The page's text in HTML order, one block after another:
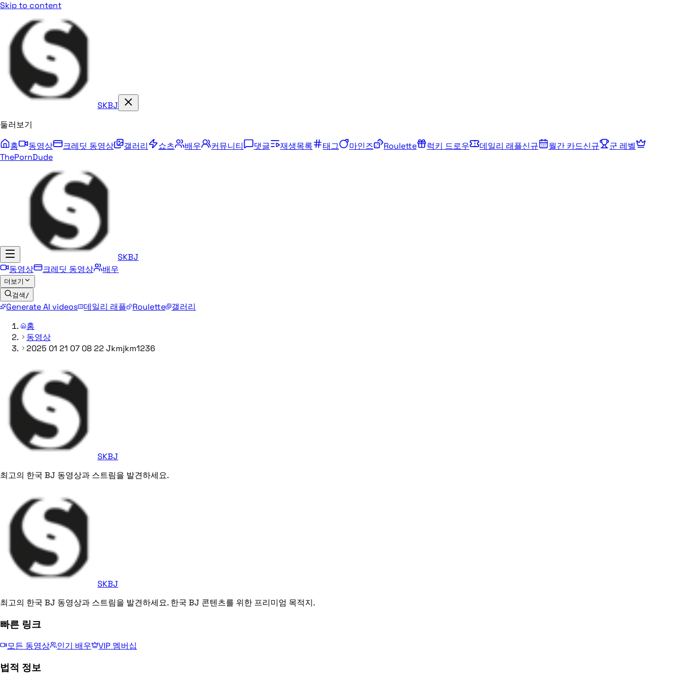
Skip to content
SKBJ
둘러보기
홈
동영상 크레딧 동영상 갤러리 쇼츠 배우 커뮤니티 댓글 재생목록 태그 마인즈 Roulette 럭키 드로우 데일리 래플신규 월간 카드신규
군 레벨
ThePornDude
SKBJ
동영상
크레딧 동영상 배우
더보기
검색 /
Generate AI videos 데일리 래플 Roulette
갤러리
홈
동영상
2025 01 21 07 08 22 Jkmjkm1236
SKBJ
최고의 한국 BJ 동영상과 스트림을 발견하세요.
SKBJ
최고의 한국 BJ 동영상과 스트림을 발견하세요. 한국 BJ 콘텐츠를 위한 프리미엄 목적지.
빠른 링크
모든 동영상 인기 배우 VIP 멤버십
법적 정보